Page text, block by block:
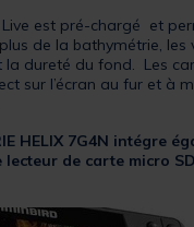
est pré-chargé et
de la bathymétrie, les
la dureté du fond. Les
sur l’écran au fur et à
HELIX 7G4N intégre
lecteur de carte micro